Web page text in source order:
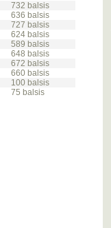
732 balsis
636 balsis
727 balsis
624 balsis
589 balsis
648 balsis
672 balsis
660 balsis
100 balsis
75 balsis